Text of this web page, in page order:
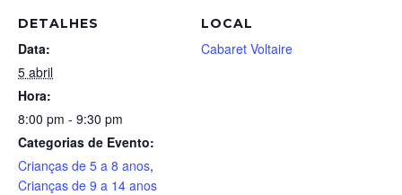
DETALHES
Data:
5 abril
Hora:
8:00 pm - 9:30 pm
Categorias de Evento:
Crianças de 5 a 8 anos,
Crianças de 9 a 14 anos
LOCAL
Cabaret Voltaire